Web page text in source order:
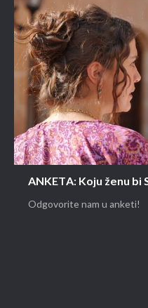
ANKETA: Koju ženu
Odgovorite nam u anketi!